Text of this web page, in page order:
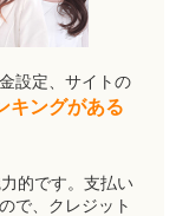
設定、サイトの
キングがある
的です。支払い
で、クレジット